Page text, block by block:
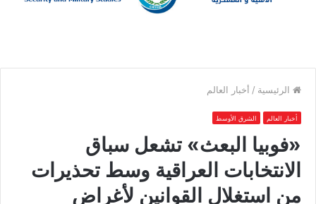
الرئيسية / أخبار العالم
أخبار العالم الشرق الأوسط
«فوبيا البعث» تشعل سباق
الانتخابات العراقية وسط تحذيرات
من استغلال القوانين لأغراض